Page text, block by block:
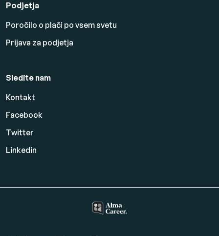
Podjetja
Poročilo o plači po vsem svetu
Prijava za podjetja
Sledite nam
Kontakt
Facebook
Twitter
Linkedin